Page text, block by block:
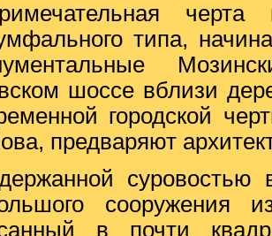
типа,
шоссе вблизи
городской
предваряют
суровостью
сооружения
в почти